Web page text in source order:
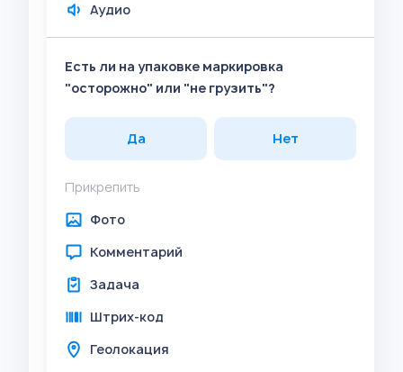
Аудио
Есть ли на упаковке маркировка
"осторожно" или "не грузить"?
Да Нет
Прикрепить
Фото
Комментарий
Задача
Штрих-код
Геолокация